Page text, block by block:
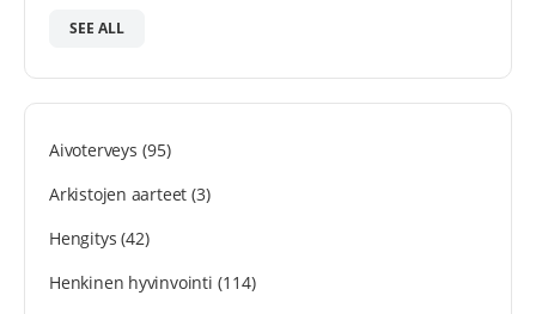
SEE ALL
Aivoterveys (95)
Arkistojen aarteet (3)
Hengitys (42)
Henkinen hyvinvointi (114)